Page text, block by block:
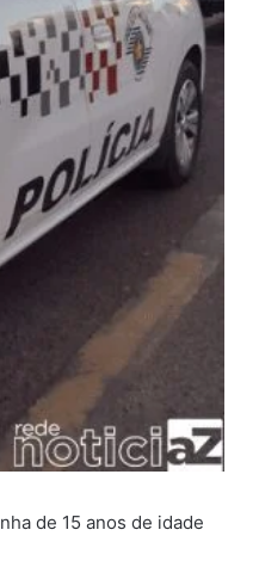
de 15 anos de idade